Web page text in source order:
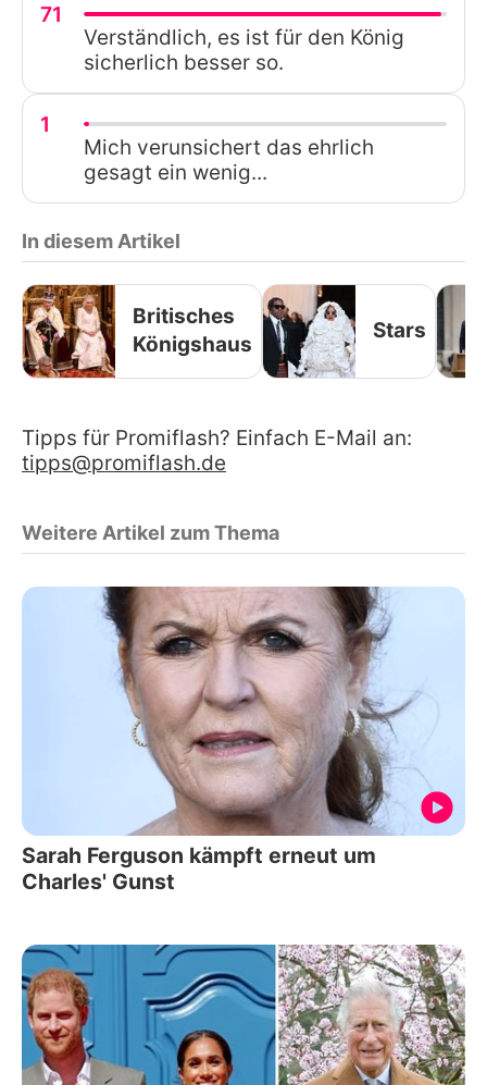
71
Verständlich, es ist für den König
sicherlich besser so.
1
Mich verunsichert das ehrlich
gesagt ein wenig...
In diesem Artikel
Britisches
Königshaus
Stars
Tipps für Promiflash? Einfach E-Mail an:
tipps@promiflash.de
Weitere Artikel zum Thema
Sarah Ferguson kämpft erneut um
Charles' Gunst